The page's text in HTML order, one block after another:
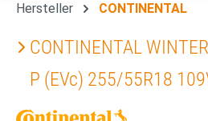
Hersteller CONTINENTAL
CONTINENTAL
P (EVc) 255/55R18